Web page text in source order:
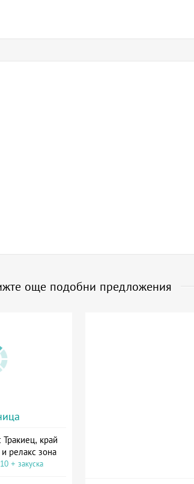
още подобни предложения
край
релакс зона
+ закуска